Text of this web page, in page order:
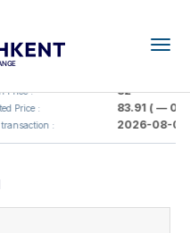
(<Kafolat sug'urta
: 82
Price : 83.91( — 0.0 )
: 2026-08-07